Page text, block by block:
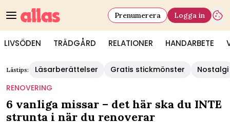
LIVSÖDEN TRÄDGÅRD RELATIONER HANDARBETE
Prenumerera Logga in
Lästips: Läsarberättelser Gratis stickmönster
Nostalgi
RENOVERING
6 vanliga missar – det här ska du INTE
strunta i när du renoverar